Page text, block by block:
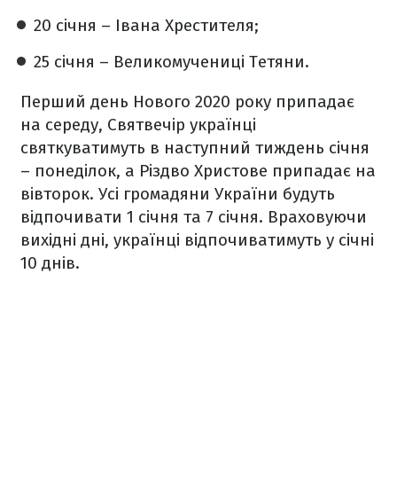
20 січня – Івана Хрестителя;
25 січня – Великомучениці Тетяни.
Перший день Нового 2020 року припадає
на середу, Святвечір українці
святкуватимуть в наступний тиждень січня
– понеділок, а Різдво Христове припадає на
вівторок. Усі громадяни України будуть
відпочивати 1 січня та 7 січня. Враховуючи
вихідні дні, українці відпочиватимуть у січні
10 днів.